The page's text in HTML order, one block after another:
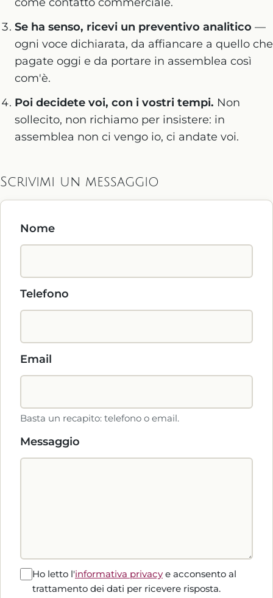
Se ha senso, ricevi un preventivo analitico —
ogni voce dichiarata, da affiancare a quello che
pagate oggi e da portare in assemblea così
com'è.
Poi decidete voi, con i vostri tempi. Non
sollecito, non richiamo per insistere: in
assemblea non ci vengo io, ci andate voi.
Scrivimi un messaggio
Nome
Telefono
Email
Basta un recapito: telefono o email.
Messaggio
Ho letto l'informativa privacy e acconsento al
trattamento dei dati per ricevere risposta.